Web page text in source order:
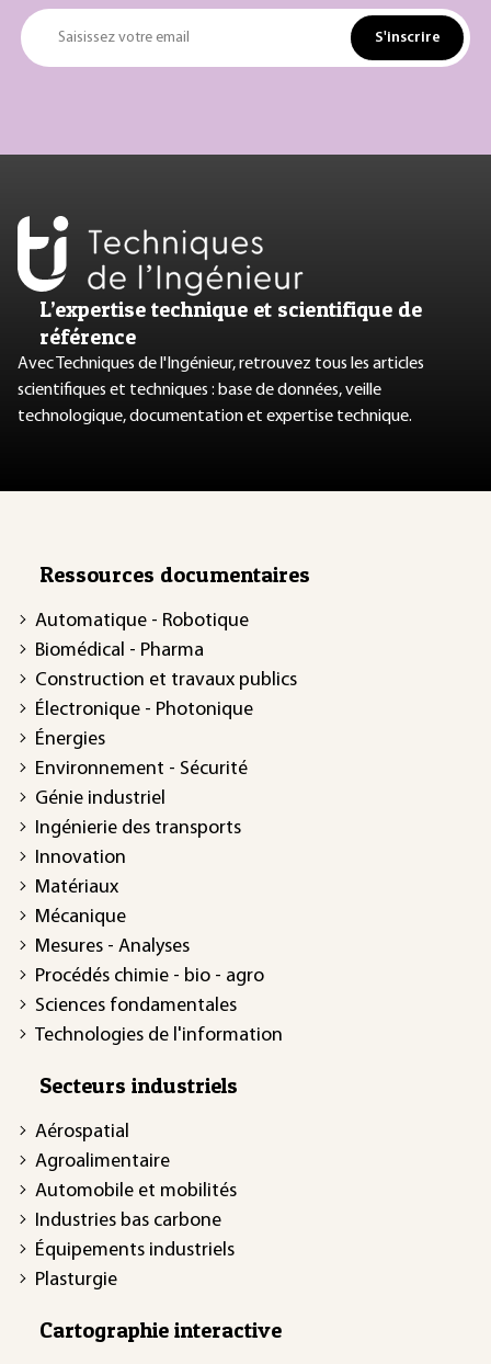
Saisissez votre email S'inscrire
L’expertise technique et scientifique de
référence
Avec Techniques de l'Ingénieur, retrouvez tous les articles
scientifiques et techniques : base de données, veille
technologique, documentation et expertise technique.
Ressources documentaires
Automatique - Robotique
Biomédical - Pharma
Construction et travaux publics
Électronique - Photonique
Énergies
Environnement - Sécurité
Génie industriel
Ingénierie des transports
Innovation
Matériaux
Mécanique
Mesures - Analyses
Procédés chimie - bio - agro
Sciences fondamentales
Technologies de l'information
Secteurs industriels
Aérospatial
Agroalimentaire
Automobile et mobilités
Industries bas carbone
Équipements industriels
Plasturgie
Cartographie interactive